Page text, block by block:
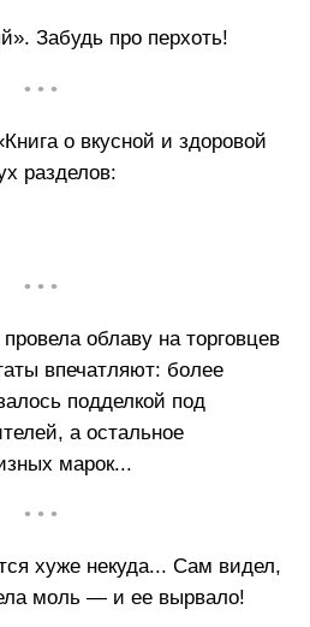
Забудь про перхоть!
• • •
о вкусной и здоровой
разделов:
• • •
облаву на торговцев
впечатляют: более
подделкой под
а остальное
марок...
• • •
хуже некуда... Сам видел,
моль — и ее вырвало!